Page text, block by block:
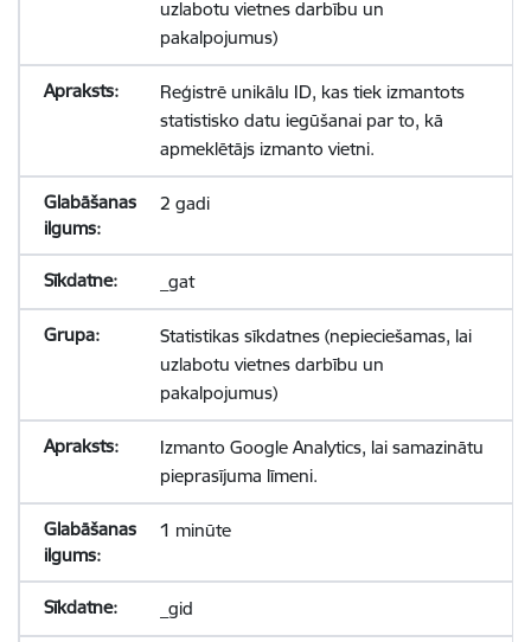
uzlabotu vietnes darbību un
pakalpojumus)
Reģistrē unikālu ID, kas tiek izmantots
statistisko datu iegūšanai par to, kā
apmeklētājs izmanto vietni.
2 gadi
_gat
Statistikas sīkdatnes (nepieciešamas, lai
uzlabotu vietnes darbību un
pakalpojumus)
Izmanto Google Analytics, lai samazinātu
pieprasījuma līmeni.
1 minūte
_gid